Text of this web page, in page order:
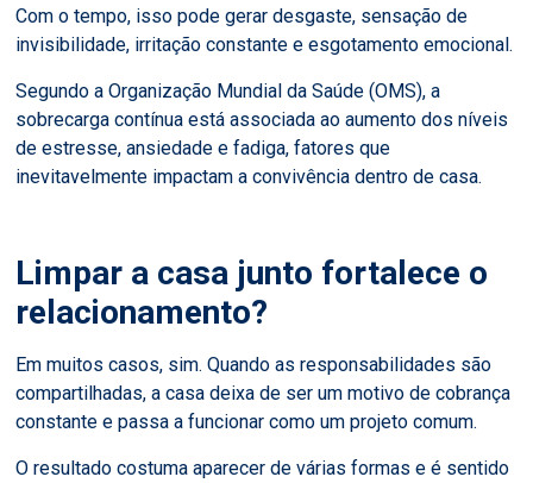
Com o tempo, isso pode gerar desgaste, sensação de
invisibilidade, irritação constante e esgotamento emocional.
Segundo a Organização Mundial da Saúde (OMS), a
sobrecarga contínua está associada ao aumento dos níveis
de estresse, ansiedade e fadiga, fatores que
inevitavelmente impactam a convivência dentro de casa.
Limpar a casa junto fortalece o
relacionamento?
Em muitos casos, sim. Quando as responsabilidades são
compartilhadas, a casa deixa de ser um motivo de cobrança
constante e passa a funcionar como um projeto comum.
O resultado costuma aparecer de várias formas e é sentido